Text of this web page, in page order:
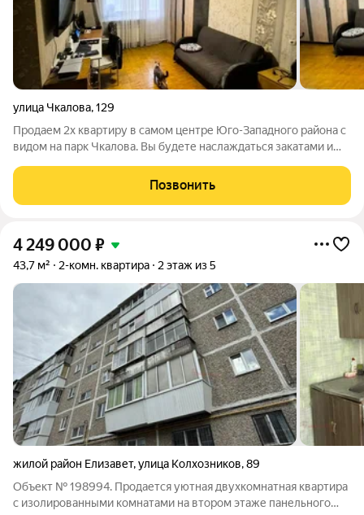
улица Чкалова,129
Продаем 2х квартиру в самом центре Юго-Западного района с
видом на парк Чкалова. Вы будете наслаждаться закатами и
шаговой доступности. Во дворе дома детская площадка.Рядом
расположены дет.сады (
Позвонить
4 249 000 ₽
43,7 м² 2-комн. квартира 2 этаж из 5
жилой район Елизавет,улица Колхозников,89
Объект № 198994. Продается уютная двухкомнатная квартира
с изолированными комнатами на втором этаже панельного